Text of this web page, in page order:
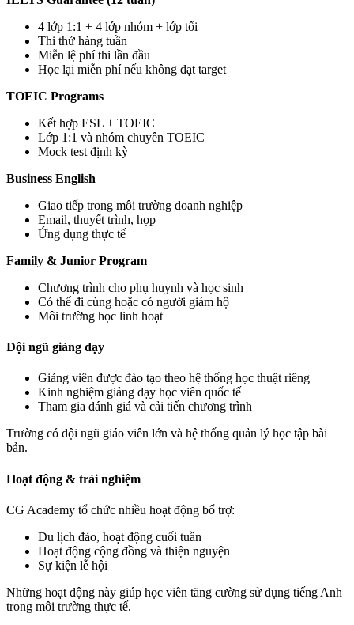
4 lớp 1:1 + 4 lớp nhóm + lớp tối
Thi thử hàng tuần
Miễn lệ phí thi lần đầu
Học lại miễn phí nếu không đạt target
TOEIC Programs
Kết hợp ESL + TOEIC
Lớp 1:1 và nhóm chuyên TOEIC
Mock test định kỳ
Business English
Giao tiếp trong môi trường doanh nghiệp
Email, thuyết trình, họp
Ứng dụng thực tế
Family & Junior Program
Chương trình cho phụ huynh và học sinh
Có thể đi cùng hoặc có người giám hộ
Môi trường học linh hoạt
Đội ngũ giảng dạy
Giảng viên được đào tạo theo hệ thống học thuật riêng
Kinh nghiệm giảng dạy học viên quốc tế
Tham gia đánh giá và cải tiến chương trình
Trường có đội ngũ giáo viên lớn và hệ thống quản lý học tập bài
bản.
Hoạt động & trải nghiệm
CG Academy tổ chức nhiều hoạt động bổ trợ:
Du lịch đảo, hoạt động cuối tuần
Hoạt động cộng đồng và thiện nguyện
Sự kiện lễ hội
Những hoạt động này giúp học viên tăng cường sử dụng tiếng Anh
trong môi trường thực tế.